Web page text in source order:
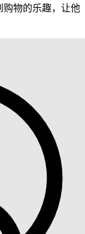
购物的乐趣，让他